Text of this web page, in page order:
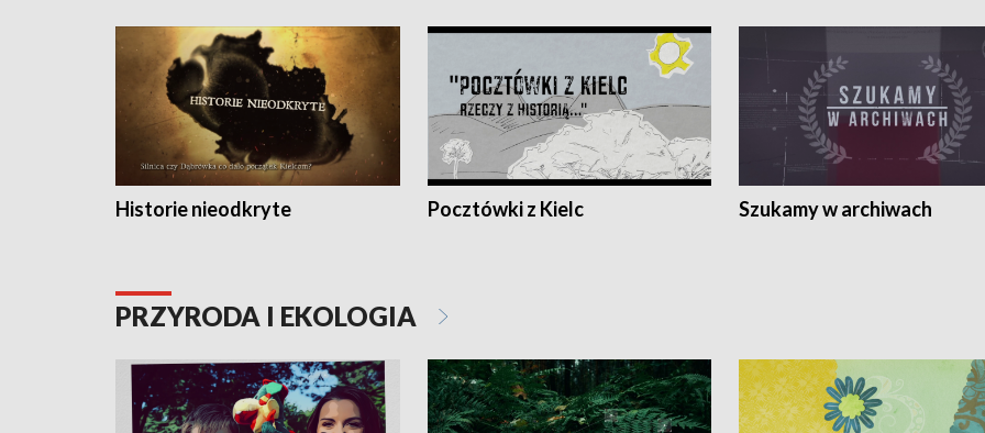
Historie nieodkryte Pocztówki z Kielc Szukamy w archiwach
PRZYRODA I EKOLOGIA